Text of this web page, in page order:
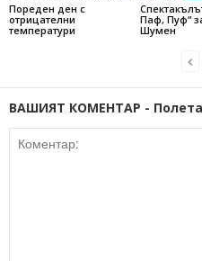
Пореден ден с
отрицателни
температури
Паф, Пуф“
Шумен
ВАШИЯТ КОМЕНТАР -